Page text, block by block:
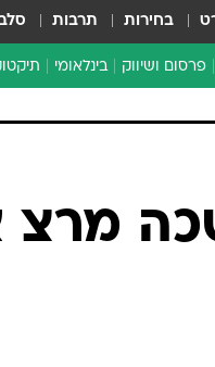
בחירות תרבות
פרסום ושיווק בינלאומי